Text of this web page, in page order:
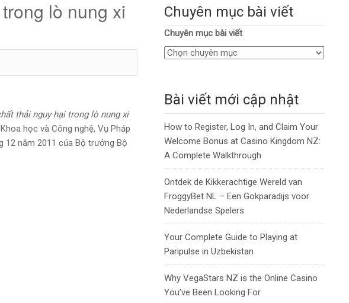
lò nung xi
thải nguy hại trong lò nung xi
học và Công nghệ, Vụ Pháp
12 năm 2011 của Bộ trưởng Bộ
Chuyên mục bài viết
Chuyên mục bài viết
Bài viết mới cập nhật
How to Register, Log In, and Claim Your
Welcome Bonus at Casino Kingdom NZ:
A Complete Walkthrough
Ontdek de Kikkerachtige Wereld van
FroggyBet NL – Een Gokparadijs voor
Nederlandse Spelers
Your Complete Guide to Playing at
Paripulse in Uzbekistan
Why VegaStars NZ is the Online Casino
You’ve Been Looking For